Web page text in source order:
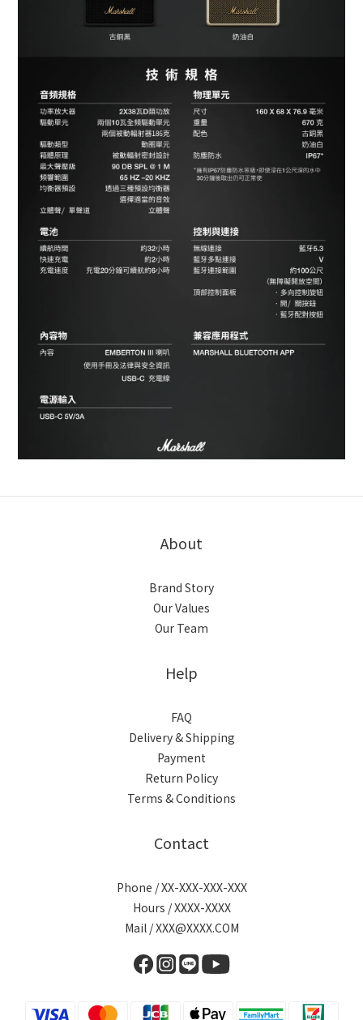
About
Brand Story
Our Values
Our Team
Help
FAQ
Delivery & Shipping
Payment
Return Policy
Terms & Conditions
Contact
Phone / XX-XXX-XXX-XXX
Hours / XXXX-XXXX
Mail / XXX@XXXX.COM